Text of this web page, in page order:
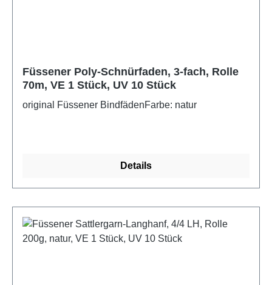
Füssener Poly-Schnürfaden, 3-fach, Rolle
70m, VE 1 Stück, UV 10 Stück
original Füssener BindfädenFarbe: natur
Details